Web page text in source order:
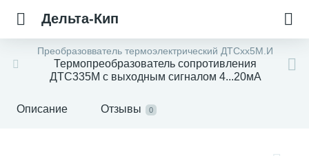
Дельта-Кип
Преобразовватель термоэлектрический ДТСхх5М.И
Термопреобразователь сопротивления
ДТC335М с выходным сигналом 4...20мА
Описание Отзывы 0